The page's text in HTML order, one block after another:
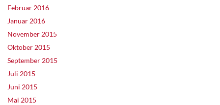
Februar 2016
Januar 2016
November 2015
Oktober 2015
September 2015
Juli 2015
Juni 2015
Mai 2015